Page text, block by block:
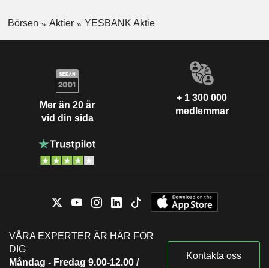
Börsen Aktier YESBANK Aktie
Mer än 20 år
vid din sida
+ 1 300 000
medlemmar
VÅRA EXPERTER ÄR HÄR FÖR
DIG
Måndag - Fredag 9.00-12.00 /
Kontakta oss